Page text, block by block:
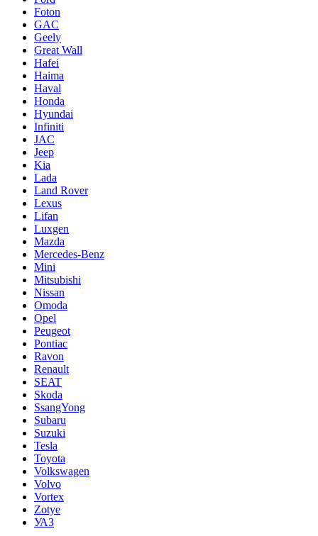
Foton
GAC
Geely
Great Wall
Hafei
Haima
Haval
Honda
Hyundai
Infiniti
JAC
Jeep
Kia
Lada
Land Rover
Lexus
Lifan
Luxgen
Mazda
Mercedes-Benz
Mini
Mitsubishi
Nissan
Omoda
Opel
Peugeot
Pontiac
Ravon
Renault
SEAT
Skoda
SsangYong
Subaru
Suzuki
Tesla
Toyota
Volkswagen
Volvo
Vortex
Zotye
УАЗ